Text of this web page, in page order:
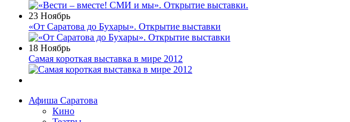
23 Ноябрь
«От Саратова до Бухары». Открытие выставки
18 Ноябрь
Самая короткая выставка в мире 2012
Афиша Саратова
Кино